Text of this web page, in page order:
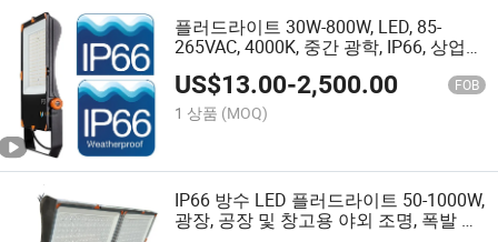
플러드라이트 30W-800W, LED, 85-
265VAC, 4000K, 중간 광학, IP66, 상업용
해양 플러드 조명
US$13.00-2,500.00 FOB
1 상품 (MOQ)
IP66 방수 LED 플러드라이트 50-1000W,
광장, 공장 및 창고용 야외 조명, 폭발 방